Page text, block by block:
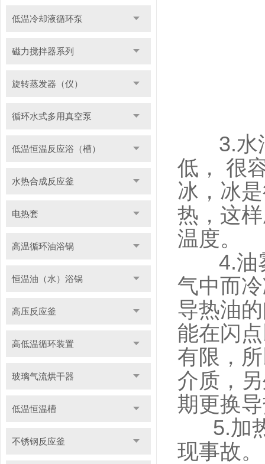
低温冷却液循环泵
磁力搅拌器系列
旋转蒸发器（仪）
循环水式多用真空泵
低温恒温反应浴（槽）
水热合成反应釜
电热套
高温循环油浴锅
恒温油（水）浴锅
高压反应釜
高低温循环装置
玻璃气流烘干器
低温恒温槽
不锈钢反应釜
3.水汽
低， 很
冰，冰
热，这
温度。
4.油雾
气中而
导热油
能在闪
有限，
介质，
期更换
5.加热
现事故。